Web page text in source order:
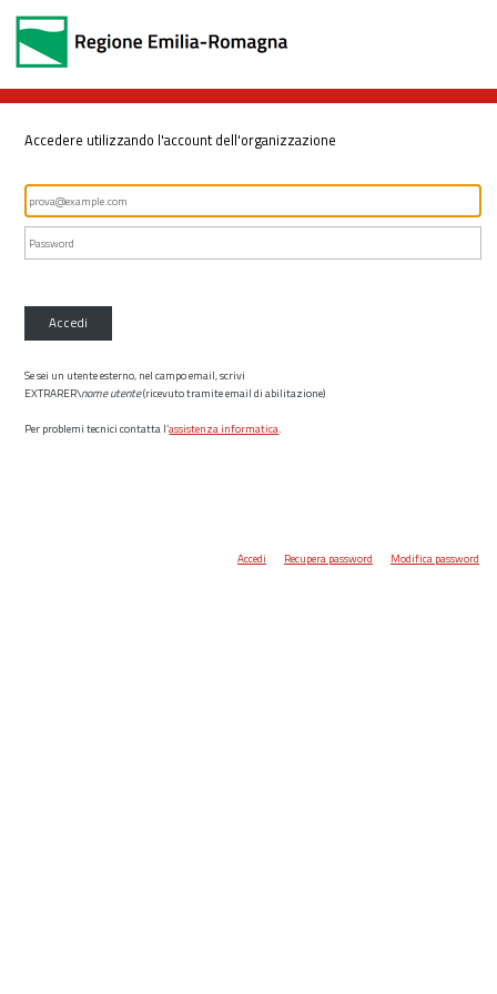
Accedere utilizzando l'account dell'organizzazione
Accedi
Se sei un utente esterno, nel campo email, scrivi
EXTRARER\nome utente(ricevuto tramite email di abilitazione)
Per problemi tecnici contatta l’assistenza informatica.
Accedi Recupera password Modifica password